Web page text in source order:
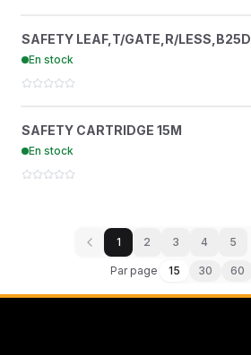
?
184264
SAFETY LEAF,T/GATE,R/LESS,B25D
En stock
2914931100
SAFETY CARTRIDGE 15M
En stock
1 2 3 4 5
Par page 15 30 60